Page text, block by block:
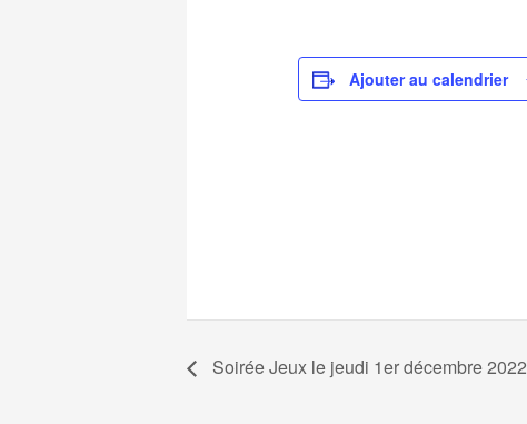
Ajouter au calendrier
Soirée Jeux le jeudi 1er décembre 2022